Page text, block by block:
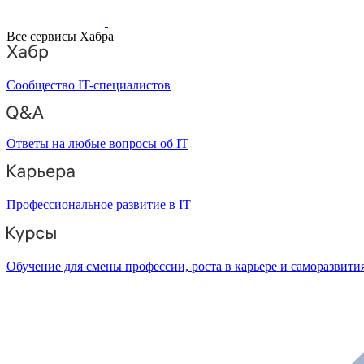
Все сервисы Хабра
Сообщество IT-специалистов
Ответы на любые вопросы об IT
Профессиональное развитие в IT
Обучение для смены профессии, роста в карьере и